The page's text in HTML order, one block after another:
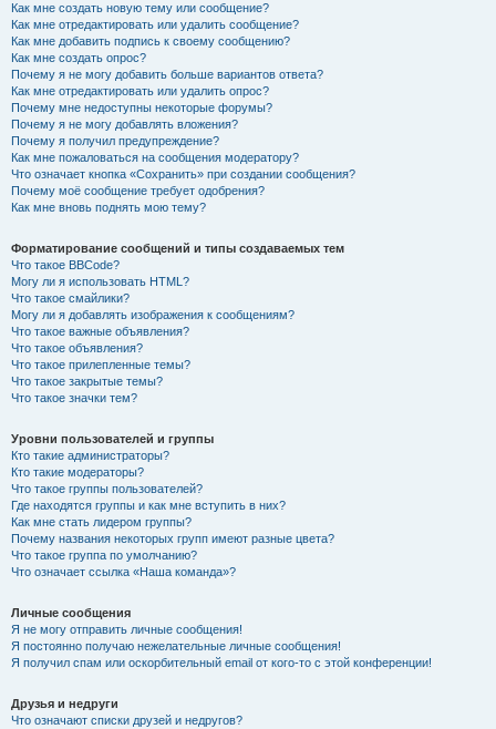
Как мне создать новую тему или сообщение?
Как мне отредактировать или удалить сообщение?
Как мне добавить подпись к своему сообщению?
Как мне создать опрос?
Почему я не могу добавить больше вариантов ответа?
Как мне отредактировать или удалить опрос?
Почему мне недоступны некоторые форумы?
Почему я не могу добавлять вложения?
Почему я получил предупреждение?
Как мне пожаловаться на сообщения модератору?
Что означает кнопка «Сохранить» при создании сообщения?
Почему моё сообщение требует одобрения?
Как мне вновь поднять мою тему?
Форматирование сообщений и типы создаваемых тем
Что такое BBCode?
Могу ли я использовать HTML?
Что такое смайлики?
Могу ли я добавлять изображения к сообщениям?
Что такое важные объявления?
Что такое объявления?
Что такое прилепленные темы?
Что такое закрытые темы?
Что такое значки тем?
Уровни пользователей и группы
Кто такие администраторы?
Кто такие модераторы?
Что такое группы пользователей?
Где находятся группы и как мне вступить в них?
Как мне стать лидером группы?
Почему названия некоторых групп имеют разные цвета?
Что такое группа по умолчанию?
Что означает ссылка «Наша команда»?
Личные сообщения
Я не могу отправить личные сообщения!
Я постоянно получаю нежелательные личные сообщения!
Я получил спам или оскорбительный email от кого-то с этой конференции!
Друзья и недруги
Что означают списки друзей и недругов?